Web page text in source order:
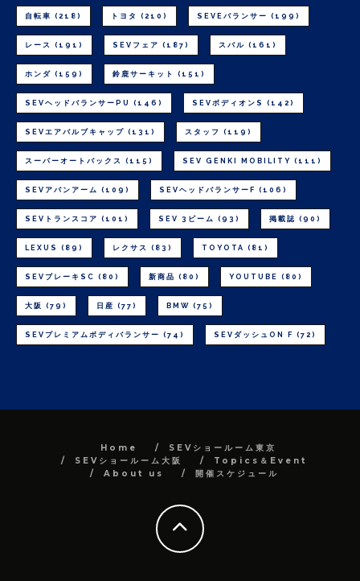
自転車 (218) トヨタ (210) SEVEバランサー (199)
レース (191) SEVフェア (187) スバル (161)
ホンダ (159) 鈴鹿サーキット (151)
SEVヘッドバランサーPU (146) SEVボディオンS (142)
SEVエアバルブキャップ (131) スタッフ (119)
スーパーオートバックス (115) SEV GENKI MOBILITY (111)
SEVアバンアーム (109) SEVヘッドバランサーF (106)
SEVトランスコア (101) SEV 3ビーム (93) 掲載誌 (90)
LEXUS (89) レクサス (83) TOYOTA (81)
SEVブレーキSC (80) 新商品 (80) YOUTUBE (80)
大阪 (79) 日産 (77) BMW (75)
SEVプレミアムボディバランサー (74) SEVダッシュON F (72)
Home
SEVショールーム東京
SEVショールーム大阪
Topics＆Event
About us
開催スケジュール